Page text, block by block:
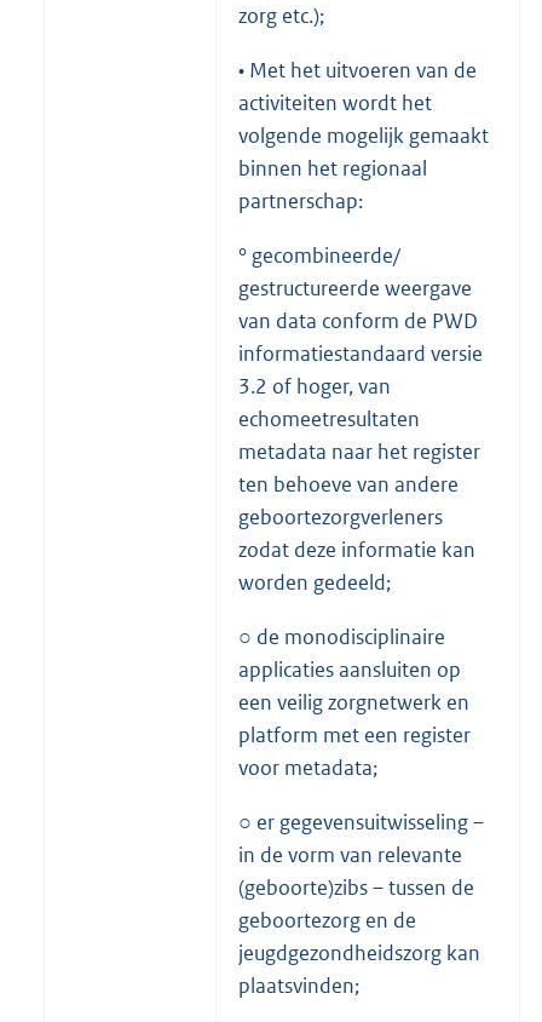
zorg etc.);
• Met het uitvoeren van de
activiteiten wordt het
volgende mogelijk gemaakt
binnen het regionaal
partnerschap:
° gecombineerde/
gestructureerde weergave
van data conform de PWD
informatiestandaard versie
3.2 of hoger, van
echomeetresultaten
metadata naar het register
ten behoeve van andere
geboortezorgverleners
zodat deze informatie kan
worden gedeeld;
○ de monodisciplinaire
applicaties aansluiten op
een veilig zorgnetwerk en
platform met een register
voor metadata;
○ er gegevensuitwisseling –
in de vorm van relevante
(geboorte)zibs – tussen de
geboortezorg en de
jeugdgezondheidszorg kan
plaatsvinden;